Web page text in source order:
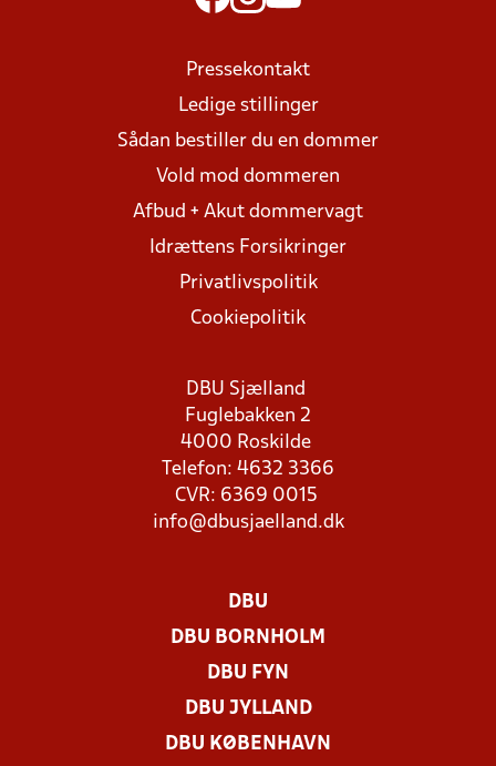
Pressekontakt
Ledige stillinger
Sådan bestiller du en dommer
Vold mod dommeren
Afbud + Akut dommervagt
Idrættens Forsikringer
Privatlivspolitik
Cookiepolitik
DBU Sjælland
Fuglebakken 2
4000 Roskilde
Telefon: 4632 3366
CVR: 6369 0015
info@dbusjaelland.dk
DBU
DBU BORNHOLM
DBU FYN
DBU JYLLAND
DBU KØBENHAVN